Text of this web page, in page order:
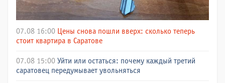
07.08 16:00 Цены снова пошли вверх: сколько теперь
стоит квартира в Саратове
07.08 15:00 Уйти или остаться: почему каждый третий
саратовец передумывает увольняться